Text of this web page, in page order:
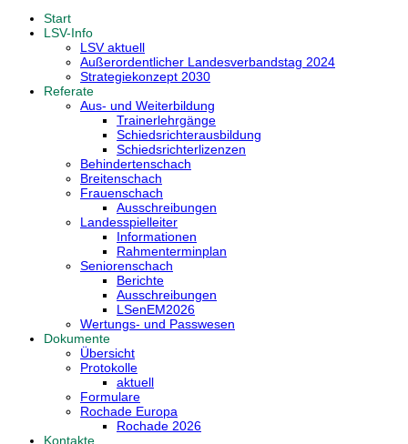
Start
LSV-Info
LSV aktuell
Außerordentlicher Landesverbandstag 2024
Strategiekonzept 2030
Referate
Aus- und Weiterbildung
Trainerlehrgänge
Schiedsrichterausbildung
Schiedsrichterlizenzen
Behindertenschach
Breitenschach
Frauenschach
Ausschreibungen
Landesspielleiter
Informationen
Rahmenterminplan
Seniorenschach
Berichte
Ausschreibungen
LSenEM2026
Wertungs- und Passwesen
Dokumente
Übersicht
Protokolle
aktuell
Formulare
Rochade Europa
Rochade 2026
Kontakte